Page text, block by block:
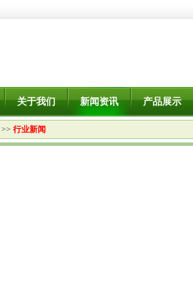
关于我们 新闻资讯 产品展示
>> 行业新闻